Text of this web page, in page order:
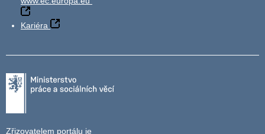
Kariéra
Zřizovatelem portálu je